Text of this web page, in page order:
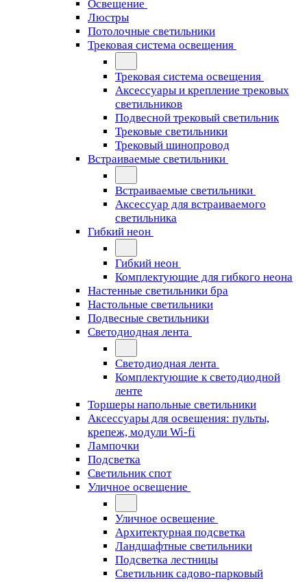
Освещение
Люстры
Потолочные светильники
Трековая система освещения
Трековая система освещения
Аксессуары и крепление трековых
светильников
Подвесной трековый светильник
Трековые светильники
Трековый шинопровод
Встраиваемые светильники
Встраиваемые светильники
Аксессуар для встраиваемого
светильника
Гибкий неон
Гибкий неон
Комплектующие для гибкого неона
Настенные светильники бра
Настольные светильники
Подвесные светильники
Светодиодная лента
Светодиодная лента
Комплектующие к светодиодной
ленте
Торшеры напольные светильники
Аксессуары для освещения: пульты,
крепеж, модули Wi-fi
Лампочки
Подсветка
Светильник спот
Уличное освещение
Уличное освещение
Архитектурная подсветка
Ландшафтные светильники
Подсветка лестницы
Светильник садово-парковый